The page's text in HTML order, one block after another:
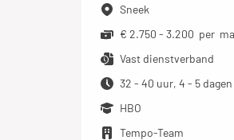
Sneek
€ 2.750 - 3.200 per
Vast dienstverband
32 - 40 uur, 4 - 5
HBO
Tempo-Team